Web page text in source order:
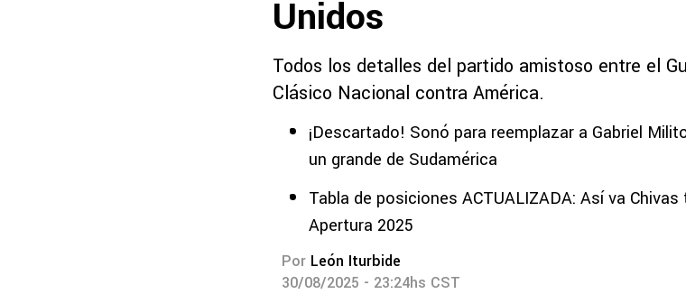
Unidos
Todos los detalles del partido amistoso entre el
Clásico Nacional contra América.
¡Descartado! Sonó para reemplazar a Gabriel
un grande de Sudamérica
Tabla de posiciones ACTUALIZADA: Así va
Apertura 2025
Por León Iturbide
30/08/2025 - 23:24hs CST